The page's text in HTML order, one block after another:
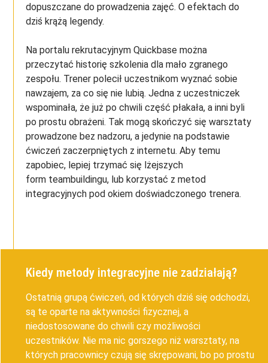
dopuszczane do prowadzenia zajęć. O efektach do
dziś krążą legendy.
Na portalu rekrutacyjnym Quickbase można
przeczytać historię szkolenia dla mało zgranego
zespołu. Trener polecił uczestnikom wyznać sobie
nawzajem, za co się nie lubią. Jedna z uczestniczek
wspominała, że już po chwili część płakała, a inni byli
po prostu obrażeni. Tak mogą skończyć się warsztaty
prowadzone bez nadzoru, a jedynie na podstawie
ćwiczeń zaczerpniętych z internetu. Aby temu
zapobiec, lepiej trzymać się lżejszych
form teambuildingu, lub korzystać z metod
integracyjnych pod okiem doświadczonego trenera.
Kiedy metody integracyjne nie zadziałają?
Ostatnią grupą ćwiczeń, od których dziś się odchodzi,
są te oparte na aktywności fizycznej,a
niedostosowane do chwili czy możliwości
uczestników. Nie ma nic gorszego niż warsztaty, na
których pracownicy czują się skrępowani, bo po prostu